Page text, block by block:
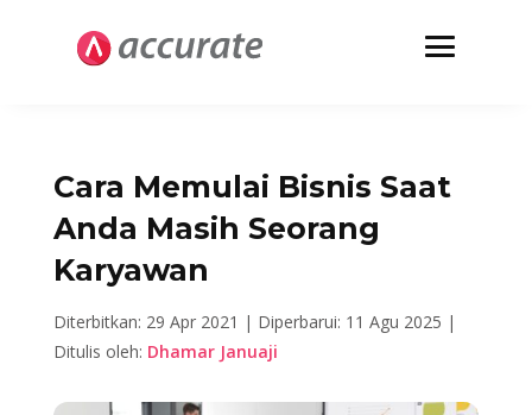
Cara Memulai Bisnis Saat
Anda Masih Seorang
Karyawan
Diterbitkan: 29 Apr 2021 | Diperbarui: 11 Agu 2025 |
Ditulis oleh: Dhamar Januaji